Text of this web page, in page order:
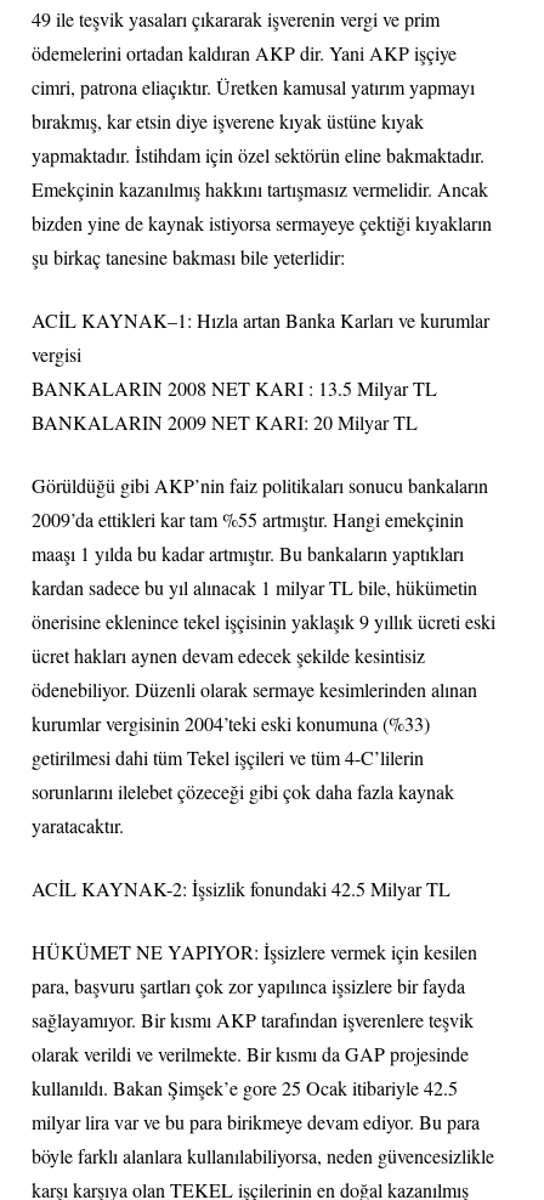
49 ile teşvik yasaları çıkararak işverenin vergi ve prim
ödemelerini ortadan kaldıran AKP dir. Yani AKP işçiye
cimri, patrona eliaçıktır. Üretken kamusal yatırım yapmayı
bırakmış, kar etsin diye işverene kıyak üstüne kıyak
yapmaktadır. İstihdam için özel sektörün eline bakmaktadır.
Emekçinin kazanılmış hakkını tartışmasız vermelidir. Ancak
bizden yine de kaynak istiyorsa sermayeye çektiği kıyakların
şu birkaç tanesine bakması bile yeterlidir:
ACİL KAYNAK–1: Hızla artan Banka Karları ve kurumlar
vergisi
BANKALARIN 2008 NET KARI : 13.5 Milyar TL
BANKALARIN 2009 NET KARI: 20 Milyar TL
Görüldüğü gibi AKP’nin faiz politikaları sonucu bankaların
2009’da ettikleri kar tam %55 artmıştır. Hangi emekçinin
maaşı 1 yılda bu kadar artmıştır. Bu bankaların yaptıkları
kardan sadece bu yıl alınacak 1 milyar TL bile, hükümetin
önerisine eklenince tekel işçisinin yaklaşık 9 yıllık ücreti eski
ücret hakları aynen devam edecek şekilde kesintisiz
ödenebiliyor. Düzenli olarak sermaye kesimlerinden alınan
kurumlar vergisinin 2004’teki eski konumuna (%33)
getirilmesi dahi tüm Tekel işçileri ve tüm 4-C’lilerin
sorunlarını ilelebet çözeceği gibi çok daha fazla kaynak
yaratacaktır.
ACİL KAYNAK-2: İşsizlik fonundaki 42.5 Milyar TL
HÜKÜMET NE YAPIYOR: İşsizlere vermek için kesilen
para, başvuru şartları çok zor yapılınca işsizlere bir fayda
sağlayamıyor. Bir kısmı AKP tarafından işverenlere teşvik
olarak verildi ve verilmekte. Bir kısmı da GAP projesinde
kullanıldı. Bakan Şimşek’e gore 25 Ocak itibariyle 42.5
milyar lira var ve bu para birikmeye devam ediyor. Bu para
böyle farklı alanlara kullanılabiliyorsa, neden güvencesizlikle
karşı karşıya olan TEKEL işçilerinin en doğal kazanılmış